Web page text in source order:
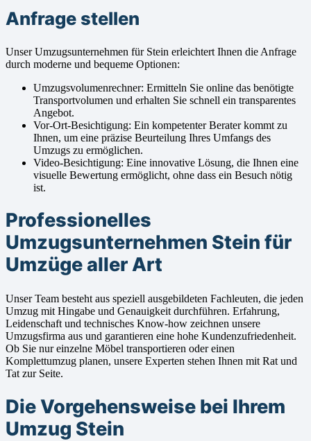
Anfrage stellen
Unser Umzugsunternehmen für Stein erleichtert Ihnen die Anfrage
durch moderne und bequeme Optionen:
Umzugsvolumenrechner: Ermitteln Sie online das benötigte
Transportvolumen und erhalten Sie schnell ein transparentes
Angebot.
Vor-Ort-Besichtigung: Ein kompetenter Berater kommt zu
Ihnen, um eine präzise Beurteilung Ihres Umfangs des
Umzugs zu ermöglichen.
Video-Besichtigung: Eine innovative Lösung, die Ihnen eine
visuelle Bewertung ermöglicht, ohne dass ein Besuch nötig
ist.
Professionelles
Umzugsunternehmen Stein für
Umzüge aller Art
Unser Team besteht aus speziell ausgebildeten Fachleuten, die jeden
Umzug mit Hingabe und Genauigkeit durchführen. Erfahrung,
Leidenschaft und technisches Know-how zeichnen unsere
Umzugsfirma aus und garantieren eine hohe Kundenzufriedenheit.
Ob Sie nur einzelne Möbel transportieren oder einen
Komplettumzug planen, unsere Experten stehen Ihnen mit Rat und
Tat zur Seite.
Die Vorgehensweise bei Ihrem
Umzug Stein